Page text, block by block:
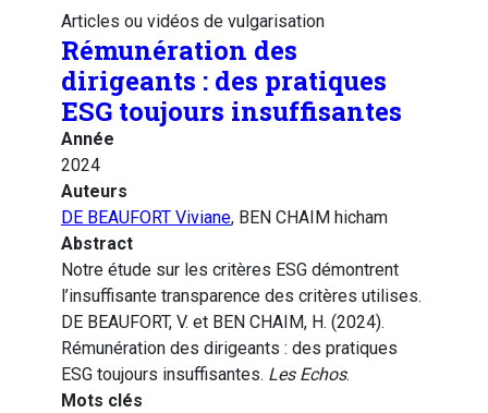
Articles ou vidéos de vulgarisation
Rémunération des
dirigeants : des pratiques
ESG toujours insuffisantes
Année
2024
Auteurs
DE BEAUFORT Viviane, BEN CHAIM hicham
Abstract
Notre étude sur les critères ESG démontrent
l’insuffisante transparence des critères utilises.
DE BEAUFORT, V. et BEN CHAIM, H. (2024).
Rémunération des dirigeants : des pratiques
ESG toujours insuffisantes. Les Echos.
Mots clés